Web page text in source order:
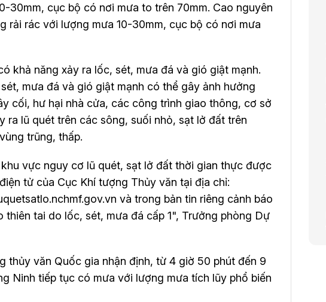
30mm, cục bộ có nơi mưa to trên 70mm. Cao nguyên
rải rác với lượng mưa 10-30mm, cục bộ có nơi mưa
khả năng xảy ra lốc, sét, mưa đá và gió giật mạnh.
mưa đá và gió giật mạnh có thể gây ảnh hưởng
cối, hư hại nhà cửa, các công trình giao thông, cơ sở
ra lũ quét trên các sông, suối nhỏ, sạt lở đất trên
vùng trũng, thấp.
vực nguy cơ lũ quét, sạt lở đất thời gian thực được
tử của Cục Khí tượng Thủy văn tại địa chỉ:
và trong bản tin riêng cảnh báo
thiên tai do lốc, sét, mưa đá cấp 1", Trưởng phòng Dự
thủy văn Quốc gia nhận định, từ 4 giờ 50 phút đến 9
Ninh tiếp tục có mưa với lượng mưa tích lũy phổ biến